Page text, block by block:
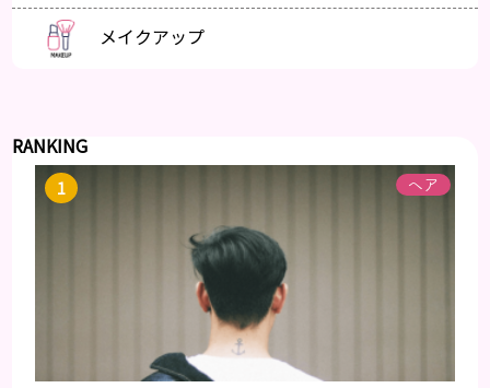
メイクアップ
RANKING
ヘア